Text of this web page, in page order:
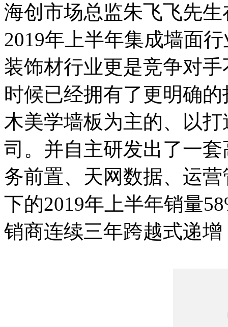
海创市场总监朱飞飞先
2019年上半年集成墙面
装饰材行业更是竞争对
时候已经拥有了更明确
木美学墙板为主的、以
司。并自主研发出了一
务前置、天网数据、运
下的2019年上半年销量
销商连续三年跨越式递增